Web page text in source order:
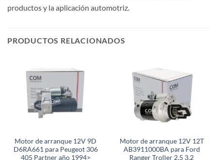
productos y la aplicación automotriz.
PRODUCTOS RELACIONADOS
Motor de arranque 12V 9D
D6RA661 para Peugeot 306
405 Partner año 1994>
Motor de arranque 12V 12T
AB3911000BA para Ford
Ranger Troller 2.5 3.2